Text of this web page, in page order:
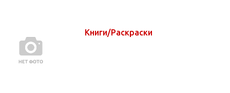
Книги/Раскраски